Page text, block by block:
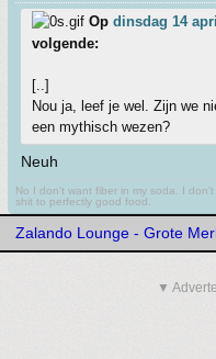
Op dinsdag 14
volgende:
[..]
Nou ja, leef je wel. Zijn we
een mythisch wezen?
Neuh
No I don't want fiber in my soda. I
shit to perfectly good food.
Zalando Lounge - Grote
▼